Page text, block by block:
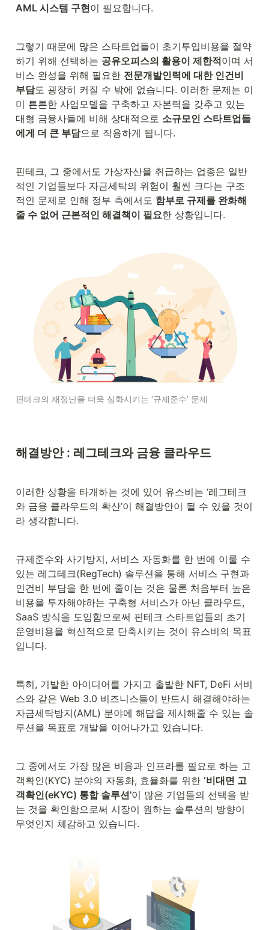
AML 시스템 구현이 필요합니다.
그렇기 때문에 많은 스타트업들이 초기투입비용을 절약
하기 위해 선택하는 공유오피스의 활용이 제한적이며 서
비스 완성을 위해 필요한 전문개발인력에 대한 인건비
부담도 굉장히 커질 수 밖에 없습니다. 이러한 문제는 이
미 튼튼한 사업모델을 구축하고 자본력을 갖추고 있는
대형 금융사들에 비해 상대적으로 소규모인 스타트업들
에게 더 큰 부담으로 작용하게 됩니다.
핀테크, 그 중에서도 가상자산을 취급하는 업종은 일반
적인 기업들보다 자금세탁의 위험이 훨씬 크다는 구조
적인 문제로 인해 정부 측에서도 함부로 규제를 완화해
줄 수 없어 근본적인 해결책이 필요한 상황입니다.
핀테크의 재정난을 더욱 심화시키는 ‘규제준수’ 문제
해결방안 : 레그테크와 금융 클라우드
이러한 상황을 타개하는 것에 있어 유스비는 ‘레그테크
와 금융 클라우드의 확산’이 해결방안이 될 수 있을 것이
라 생각합니다.
규제준수와 사기방지, 서비스 자동화를 한 번에 이룰 수
있는 레그테크(RegTech) 솔루션을 통해 서비스 구현과
인건비 부담을 한 번에 줄이는 것은 물론 처음부터 높은
비용을 투자해야하는 구축형 서비스가 아닌 클라우드,
SaaS 방식을 도입함으로써 핀테크 스타트업들의 초기
운영비용을 혁신적으로 단축시키는 것이 유스비의 목표
입니다.
특히, 기발한 아이디어를 가지고 출발한 NFT, DeFi 서비
스와 같은 Web 3.0 비즈니스들이 반드시 해결해야하는
자금세탁방지(AML) 분야에 해답을 제시해줄 수 있는 솔
루션을 목표로 개발을 이어나가고 있습니다.
그 중에서도 가장 많은 비용과 인프라를 필요로 하는 고
객확인(KYC) 분야의 자동화, 효율화를 위한 ‘비대면 고
객확인(eKYC) 통합 솔루션’이 많은 기업들의 선택을 받
는 것을 확인함으로써 시장이 원하는 솔루션의 방향이
무엇인지 체감하고 있습니다.